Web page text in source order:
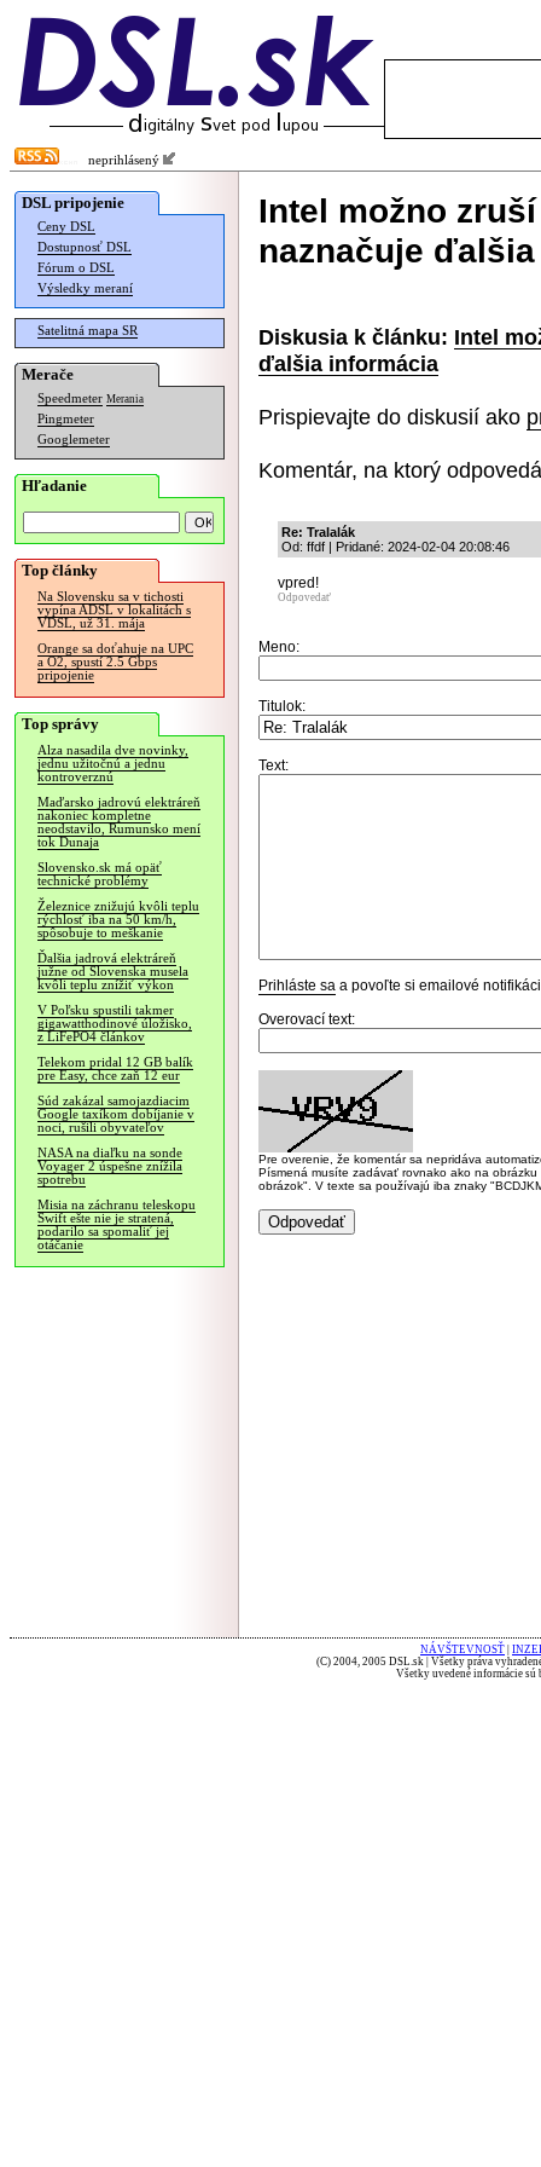
neprihlásený
DSL pripojenie
Ceny DSL
Dostupnosť DSL
Fórum o DSL
Výsledky meraní
Satelitná mapa SR
Merače
Speedmeter Merania
Pingmeter
Googlemeter
Hľadanie
Top články
Na Slovensku sa v tichosti
vypína ADSL v lokalitách s
VDSL, už 31. mája
Orange sa doťahuje na UPC
a O2, spustí 2.5 Gbps
pripojenie
Top správy
Alza nasadila dve novinky,
jednu užitočnú a jednu
kontroverznú
Maďarsko jadrovú elektráreň
nakoniec kompletne
neodstavilo, Rumunsko mení
tok Dunaja
Slovensko.sk má opäť
technické problémy
Železnice znižujú kvôli teplu
rýchlosť iba na 50 km/h,
spôsobuje to meškanie
Ďalšia jadrová elektráreň
južne od Slovenska musela
kvôli teplu znížiť výkon
V Poľsku spustili takmer
gigawatthodinové úložisko,
z LiFePO4 článkov
Telekom pridal 12 GB balík
pre Easy, chce zaň 12 eur
Súd zakázal samojazdiacim
Google taxíkom dobíjanie v
noci, rušili obyvateľov
NASA na diaľku na sonde
Voyager 2 úspešne znížila
spotrebu
Misia na záchranu teleskopu
Swift ešte nie je stratená,
podarilo sa spomaliť jej
otáčanie
Intel možno
naznačuje
Diskusia k článku: Intel
ďalšia informácia
Prispievajte do diskusií ako
Komentár, na ktorý
Re: Tralalák
Od: ffdf | Pridané: 2024-02-04 20:08:46
vpred!
Odpovedať
Meno:
Titulok:
Text:
Prihláste sa a povoľte si emailové
Overovací text:
Pre overenie, že komentár sa nepridáva
Písmená musíte zadávať rovnako ako na
obrázok". V texte sa používajú iba znaky
NÁVŠTEVNOSŤ
(C) 2004, 2005 DSL.sk | Všetky práva
Všetky uvedené informácie sú